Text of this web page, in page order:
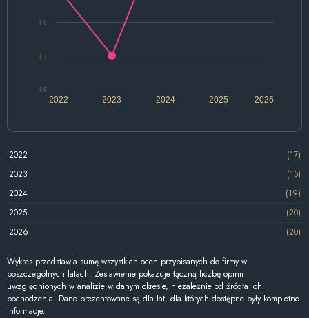
2022 2024 2026
2023 2025
14
15
16
2022
(17)
2023
(15)
2024
(19)
2025
(20)
2026
(20)
Wykres przedstawia sumę wszystkich ocen przypisanych do firmy w
poszczególnych latach. Zestawienie pokazuje łączną liczbę opinii
uwzględnionych w analizie w danym okresie, niezależnie od źródła ich
pochodzenia. Dane prezentowane są dla lat, dla których dostępne były kompletne
informacje.